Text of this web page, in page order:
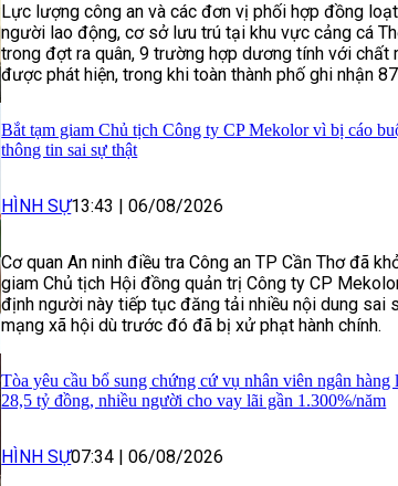
Lực lượng công an và các đơn vị phối hợp đồng
người lao động, cơ sở lưu trú tại khu vực cảng cá
trong đợt ra quân, 9 trường hợp dương tính với chất
được phát hiện, trong khi toàn thành phố ghi nhận
Bắt tạm giam Chủ tịch Công ty CP Mekolor vì bị cáo
thông tin sai sự thật
HÌNH SỰ13:43 | 06/08/2026
Cơ quan An ninh điều tra Công an TP Cần Thơ đã
giam Chủ tịch Hội đồng quản trị Công ty CP
định người này tiếp tục đăng tải nhiều nội dung sai
mạng xã hội dù trước đó đã bị xử phạt hành chính.
Tòa yêu cầu bổ sung chứng cứ vụ nhân viên ngân hàng
28,5 tỷ đồng, nhiều người cho vay lãi gần 1.300%/năm
HÌNH SỰ07:34 | 06/08/2026